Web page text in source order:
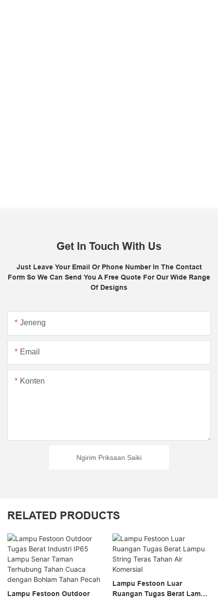
Get In Touch With Us
Just Leave Your Email Or Phone Number In The Contact
Form So We Can Send You A Free Quote For Our Wide Range
Of Designs
Jeneng
Email
Konten
Ngirim Priksaan Saiki
RELATED PRODUCTS
Lampu Festoon Outdoor
Lampu Festoon Luar
Ruangan Tugas Berat Lampu